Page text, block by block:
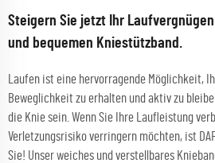
Steigern Sie jetzt Ihr
und bequemen Kniestützband.
Laufen ist eine hervorragende Möglichkeit,
Beweglichkeit zu erhalten und aktiv zu
die Knie sein. Wenn Sie Ihre Laufleistung
Verletzungsrisiko verringern möchten, ist
Sie! Unser weiches und verstellbares